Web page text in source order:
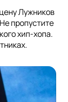
Лужников
пропустите
хип-хопа.